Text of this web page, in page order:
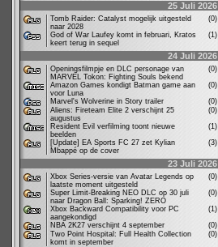
25 Juli 2026
Tomb Raider: Catalyst mogelijk uitgesteld
naar 2028
(0)
God of War Laufey komt in februari, Kratos
keert terug in sequel
(1)
24 Juli 2026
Openingsfilmpje en DLC personage van
MARVEL Tokon: Fighting Souls bekend
(0)
Amazon Games kondigt Batman game aan
voor Luna
(0)
Marvel's Wolverine in Story trailer
(0)
Aliens: Fireteam Elite 2 verschijnt 25
augustus
(0)
Resident Evil verfilming toont nieuwe
beelden
(1)
[Update] EA Sports FC 27 zet Kylian
Mbappé op de cover
(3)
23 Juli 2026
Xbox Series-versie van Avatar Legends op
laatste moment uitgesteld
(0)
Super Limit-Breaking NEO DLC op 30 juli
naar Dragon Ball: Sparking! ZERO
(0)
Xbox Backward Compatibility voor PC
aangekondigd
(1)
NBA 2K27 verschijnt 4 september
(0)
Two Point Hospital: Full Health Collection
komt in september
(0)